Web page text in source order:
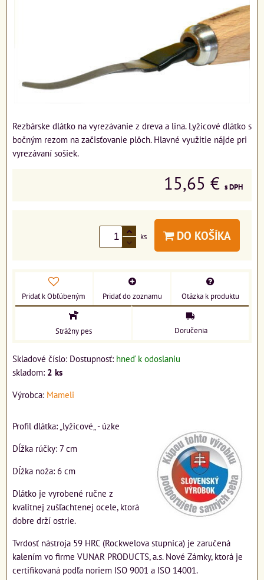
Rezbárske dlátko na vyrezávanie z dreva a lina. Lyžicové dlátko s
bočným rezom na začisťovanie plôch. Hlavné využitie nájde pri
vyrezávaní sošiek.
15,65 € s DPH
ks DO KOŠÍKA
Pridať k Obľúbeným Pridať do zoznamu Otázka k produktu
Strážny pes Doručenia
Skladové číslo: Dostupnosť: hneď k odoslaniu
skladom: 2 ks
Výrobca: Mameli
Profil dlátka: „lyžicové„ - úzke
Dĺžka rúčky: 7 cm
Dĺžka noža: 6 cm
Dlátko je vyrobené ručne z
kvalitnej zušľachtenej ocele, ktorá
dobre drží ostrie.
Tvrdosť nástroja 59 HRC (Rockwelova stupnica) je zaručená
kalením vo firme VUNAR PRODUCTS, a.s. Nové Zámky, ktorá je
certifikovaná podľa noriem ISO 9001 a ISO 14001.